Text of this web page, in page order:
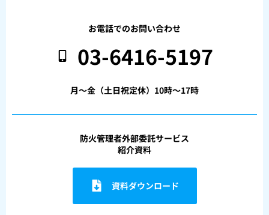
お電話でのお問い合わせ
03-6416-5197
月〜金（土日祝定休）10時〜17時
防火管理者外部委託サービス
紹介資料
資料ダウンロード